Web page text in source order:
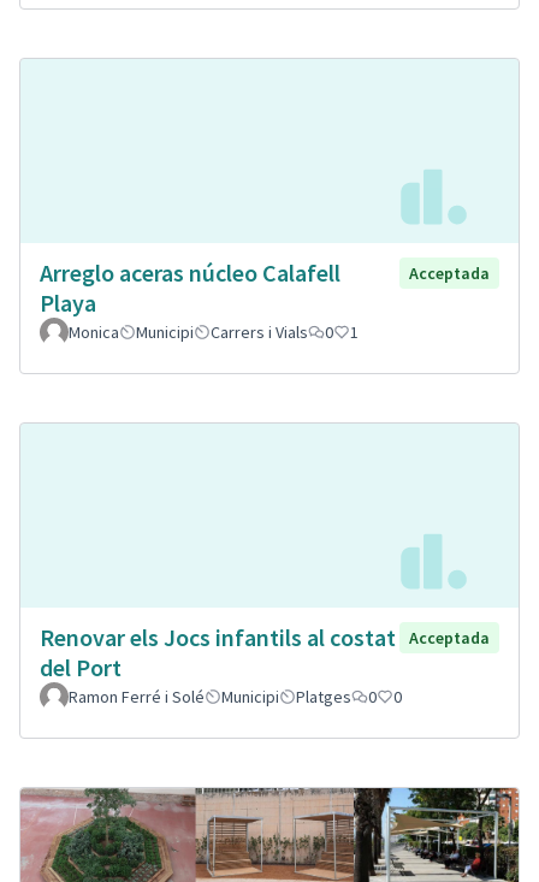
Arreglo aceras núcleo Calafell
Playa
Acceptada
Monica Municipi Carrers i Vials 0 1
Renovar els Jocs infantils al costat
del Port
Acceptada
Ramon Ferré i Solé Municipi Platges 0 0